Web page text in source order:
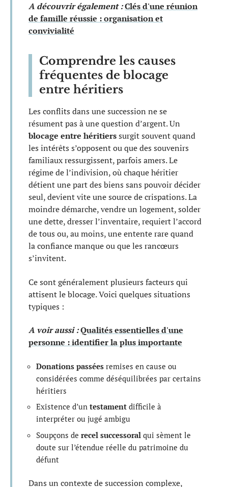
A découvrir également :Clés d'une réunion
de famille réussie : organisation et
convivialité
Comprendre les causes
fréquentes de blocage
entre héritiers
Les conflits dans une succession ne se
résument pas à une question d’argent. Un
blocage entre héritierssurgit souvent quand
les intérêts s’opposent ou que des souvenirs
familiaux ressurgissent, parfois amers. Le
régime de l’indivision, où chaque héritier
détient une part des biens sans pouvoir décider
seul, devient vite une source de crispations. La
moindre démarche, vendre un logement, solder
une dette, dresser l’inventaire, requiert l’accord
de tous ou, au moins, une entente rare quand
la confiance manque ou que les rancœurs
s’invitent.
Ce sont généralement plusieurs facteurs qui
attisent le blocage. Voici quelques situations
typiques :
A voir aussi :Qualités essentielles d'une
personne : identifier la plus importante
Donations passées remises en cause ou
considérées comme déséquilibrées par certains
héritiers
Existence d’un testament difficile à
interpréter ou jugé ambigu
Soupçons de recel successoral qui sèment le
doute sur l’étendue réelle du patrimoine du
défunt
Dans un contexte de succession complexe,